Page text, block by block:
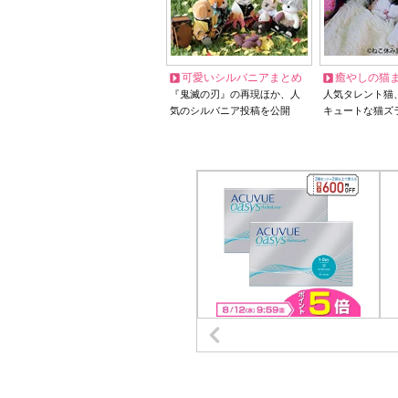
可愛いシルバニアまとめ
『鬼滅の刃』の再現ほか、人
気のシルバニア投稿を公開
癒やしの猫
人気タレント猫
キュートな猫ズ